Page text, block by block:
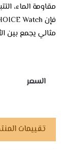
مقاومة الماء،
فإن HONOR CHOICE Watch هي خيار
مثالي يجمع بين
السعر
تقييمات